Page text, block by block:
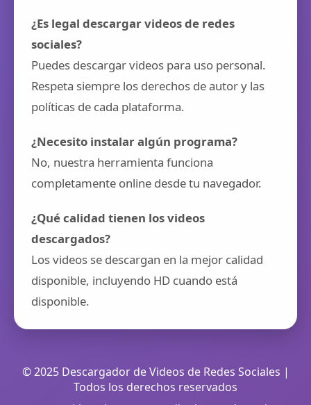
¿Es legal descargar videos de redes
sociales?
Puedes descargar videos para uso personal.
Respeta siempre los derechos de autor y las
políticas de cada plataforma.
¿Necesito instalar algún programa?
No, nuestra herramienta funciona
completamente online desde tu navegador.
¿Qué calidad tienen los videos
descargados?
Los videos se descargan en la mejor calidad
disponible, incluyendo HD cuando está
disponible.
© 2025 Descargador de Videos de Redes Sociales |
Todos los derechos reservados